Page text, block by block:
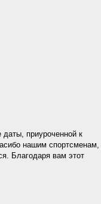
приуроченной к
нашим спортсменам,
Благодаря вам этот